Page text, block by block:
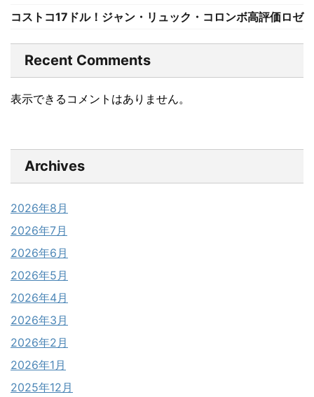
コストコ17ドル！ジャン・リュック・コロンボ高評価ロゼ
Recent Comments
表示できるコメントはありません。
Archives
2026年8月
2026年7月
2026年6月
2026年5月
2026年4月
2026年3月
2026年2月
2026年1月
2025年12月